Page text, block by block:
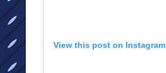
View this post on Instagram